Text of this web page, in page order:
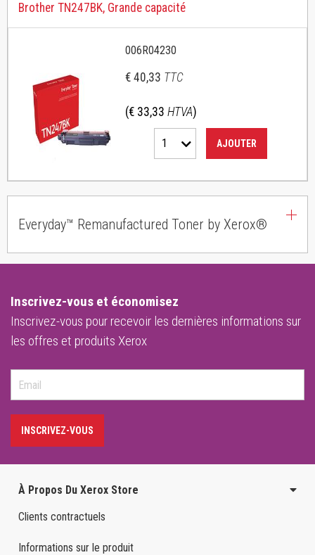
Brother TN247BK, Grande capacité
006R04230
€ 40,33 TTC
(€ 33,33 HTVA)
1 AJOUTER
Everyday™ Remanufactured Toner by Xerox®
Inscrivez-vous et économisez
Inscrivez-vous pour recevoir les dernières informations sur
les offres et produits Xerox
INSCRIVEZ-VOUS
À Propos Du Xerox Store
Clients contractuels
Informations sur le produit